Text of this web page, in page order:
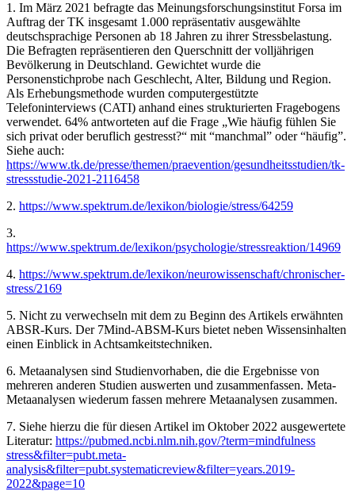
1. Im März 2021 befragte das Meinungsforschungsinstitut Forsa im
Auftrag der TK insgesamt 1.000 repräsentativ ausgewählte
deutschsprachige Personen ab 18 Jahren zu ihrer Stressbelastung.
Die Befragten repräsentieren den Querschnitt der volljährigen
Bevölkerung in Deutschland. Gewichtet wurde die
Personenstichprobe nach Geschlecht, Alter, Bildung und Region.
Als Erhebungsmethode wurden computergestützte
Telefoninterviews (CATI) anhand eines strukturierten Fragebogens
verwendet. 64% antworteten auf die Frage „Wie häufig fühlen Sie
sich privat oder beruflich gestresst?“ mit “manchmal” oder “häufig”.
Siehe auch:
https://www.tk.de/presse/themen/praevention/gesundheitsstudien/tk-
stressstudie-2021-2116458
2. https://www.spektrum.de/lexikon/biologie/stress/64259
3.
https://www.spektrum.de/lexikon/psychologie/stressreaktion/14969
4. https://www.spektrum.de/lexikon/neurowissenschaft/chronischer-
stress/2169
5. Nicht zu verwechseln mit dem zu Beginn des Artikels erwähnten
ABSR-Kurs. Der 7Mind-ABSM-Kurs bietet neben Wissensinhalten
einen Einblick in Achtsamkeitstechniken.
6. Metaanalysen sind Studienvorhaben, die die Ergebnisse von
mehreren anderen Studien auswerten und zusammenfassen. Meta-
Metaanalysen wiederum fassen mehrere Metaanalysen zusammen.
7. Siehe hierzu die für diesen Artikel im Oktober 2022 ausgewertete
Literatur: https://pubmed.ncbi.nlm.nih.gov/?term=mindfulness
stress&filter=pubt.meta-
analysis&filter=pubt.systematicreview&filter=years.2019-
2022&page=10